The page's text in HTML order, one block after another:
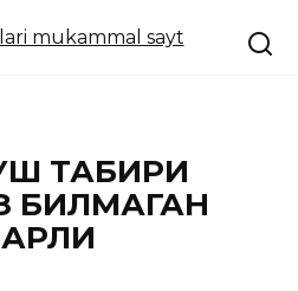
ТАБИРИ
БИЛМАГАН